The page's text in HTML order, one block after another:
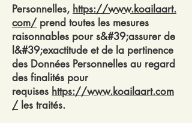
Personnelles, https://www.koailaart.
com/ prend toutes les mesures
raisonnables pour s&#39;assurer de
l&#39;exactitude et de la pertinence
des Données Personnelles au regard
des finalités pour
requises https://www.koailaart.com
/ les traités.